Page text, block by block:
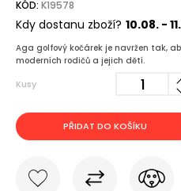
KÓD: K19578
Kdy dostanu zboží? 10.08. -
Aga golfový kočárek je navržen tak,
moderních rodičů a jejich dětí.
Kusy
PŘIDAT DO KOŠÍKU